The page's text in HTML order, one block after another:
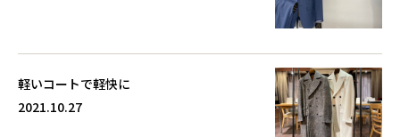
軽いコートで軽快に
2021.10.27